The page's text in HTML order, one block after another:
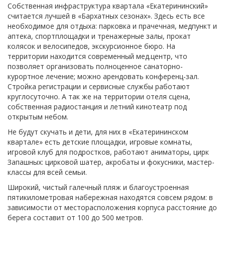
Собственная инфраструктура квартала «Екатерининский»
считается лучшей в «Бархатных сезонах». Здесь есть все
необходимое для отдыха: парковка и прачечная, медпункт и
аптека, спортплощадки и тренажерные залы, прокат
колясок и велосипедов, экскурсионное бюро. На
территории находится современный мед.центр, что
позволяет организовать полноценное санаторно-
курортное лечение; можно арендовать конференц-зал.
Стройка регистрации и сервисные службы работают
круглосуточно. А так же на территории отеля сцена,
собственная радиостанция и летний кинотеатр под
открытым небом.
Не будут скучать и дети, для них в «Екатерининском
квартале» есть детские площадки, игровые комнаты,
игровой клуб для подростков, работают аниматоры, цирк
Запашных: цирковой шатер, акробаты и фокусники, мастер-
классы для всей семьи.
Широкий, чистый галечный пляж и благоустроенная
пятикилометровая набережная находятся совсем рядом: в
зависимости от месторасположения корпуса расстояние до
берега составит от 100 до 500 метров.